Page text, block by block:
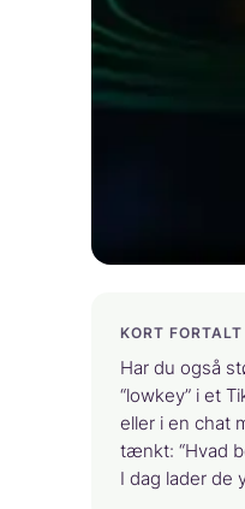
KORT FORTALT
Har du også
“lowkey” i et
eller i en chat
tænkt: “Hvad
I dag lader de